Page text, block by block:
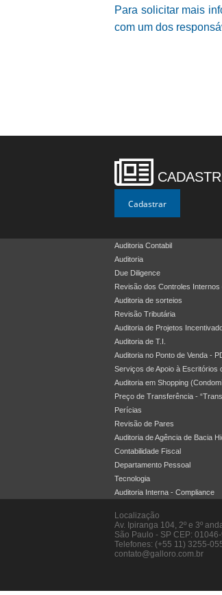
Para solicitar mais
com um dos
Auditoria Contabil
Auditoria
Due Diligence
Revisão dos Controles Internos
Auditoria de sorteios
Revisão Tributária
Auditoria de Projetos
Auditoria de T.I.
Auditoria no Ponto de Venda -
Serviços de Apoio à Escritórios
Auditoria em Shopping
Preço de Transferência -
Perícias
Revisão de Pares
Auditoria de Agência de Bacia
Contabilidade Fiscal
Departamento Pessoal
Tecnologia
Auditoria Interna - Compliance
Localização
Av. Ipiranga 104, 2º e 3º
São Paulo - SP CEP:
Telefones: (+55 11) 3255-
contato@galloro.com.br